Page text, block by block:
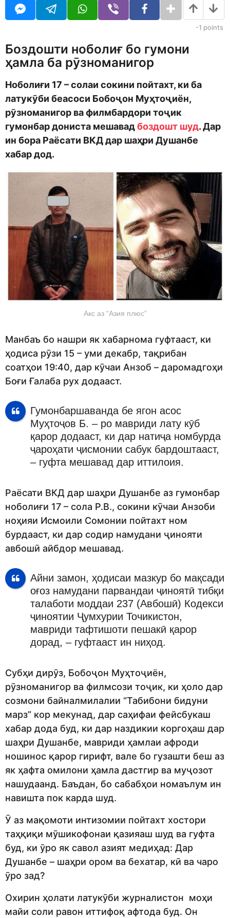
d
n
o
-1 points
Боздошти ноболиғ бо гумони
ҳамла ба рӯзноманигор
Ноболиғи 17 –солаи сокини пойтахт, ки ба
латукӯби беасоси Бобоҷон Муҳтоҷиён,
рӯзноманигор ва филмбардори тоҷик
гумонбар дониста мешавадбоздошт шуд.Дар
ин бора Раёсати ВКД дар шаҳри Душанбе
хабар дод.
Акс аз “Азия плюс”
Манбаъ бо нашри як хабарнома гуфтааст, ки
ҳодиса рӯзи 15 – уми декабр, тақрибан
соатҳои 19:40, дар кӯчаи Анзоб – даромадгоҳи
Боғи Ғалаба рух додааст.
Гумонбаршаванда бе ягон асос
Муҳтоҷов Б. – ро мавриди лату кӯб
қарор додааст, ки дар натиҷа номбурда
ҷароҳати ҷисмонии сабук бардоштааст,
– гуфта мешавад дар иттилоия.
Раёсати ВКД дар шаҳри Душанбе аз гумонбар
ноболиғи 17 – сола Р.В., сокини кӯчаи Анзоби
ноҳияи Исмоили Сомонии пойтахт ном
бурдааст, ки дар содир намудани ҷинояти
авбошӣ айбдор мешавад.
Айни замон, ҳодисаи мазкур бо мақсади
оғоз намудани парвандаи ҷиноятӣ тибқи
талаботи моддаи 237 (Авбошӣ) Кодекси
ҷиноятии Ҷумхурии Точикистон,
мавриди тафтишоти пешакӣ қарор
дорад, – гуфтааст ин ниҳод.
Субҳи дирӯз, Бобоҷон Муҳтоҷиён,
рӯзноманигор ва филмсози тоҷик, ки ҳоло дар
созмони байналмилалии “Табибони бидуни
марз” кор мекунад, дар саҳифаи фейсбукаш
хабар дода буд, ки дар наздикии коргоҳаш дар
шаҳри Душанбе, мавриди ҳамлаи афроди
ношинос қарор гирифт, вале бо гузашти беш аз
як ҳафта омилони ҳамла дастгир ва муҷозот
нашудаанд. Баъдан, бо сабабҳои номаълум ин
навишта пок карда шуд.
Ӯ аз мақомоти интизомии пойтахт хостори
таҳқиқи мӯшикофонаи қазияаш шуд ва гуфта
буд, ки ӯро як савол азият медиҳад: Дар
Душанбе – шаҳри ором ва бехатар, кӣ ва чаро
ӯро зад?
Охирин ҳолати латукӯби журналистон моҳи
майи соли равон иттифоқ афтода буд. Он